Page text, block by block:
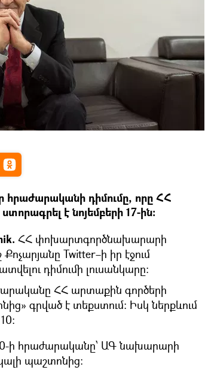
դիմումը, որը ՀՀ
է նոյեմբերի 17-ին։
ՀՀ փոխարտգործնախարարի
Twitter–ի իր էջում
դիմումի լուսանկարը։
ՀՀ արտաքին գործերի
գրված է տեքստում։ Իսկ ներքևում
10-ի հրաժարականը՝ ԱԳ նախարարի
պաշտոնից: